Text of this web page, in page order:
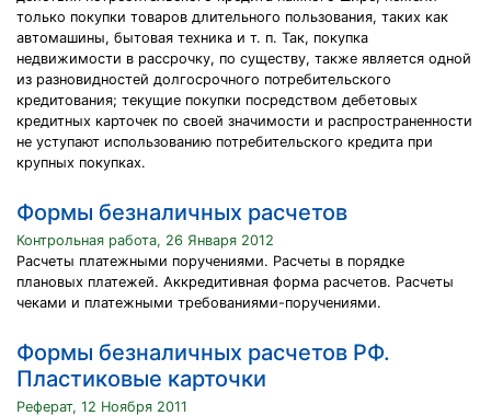
только покупки товаров длительного пользования, таких как
автомашины, бытовая техника и т. п. Так, покупка
недвижимости в рассрочку, по существу, также является одной
из разновидностей долгосрочного потребительского
кредитования; текущие покупки посредством дебетовых
кредитных карточек по своей значимости и распространенности
не уступают использованию потребительского кредита при
крупных покупках.
Формы безналичных расчетов
Контрольная работа, 26 Января 2012
Расчеты платежными поручениями. Расчеты в порядке
плановых платежей. Аккредитивная форма расчетов. Расчеты
чеками и платежными требованиями-поручениями.
Формы безналичных расчетов РФ.
Пластиковые карточки
Реферат, 12 Ноября 2011